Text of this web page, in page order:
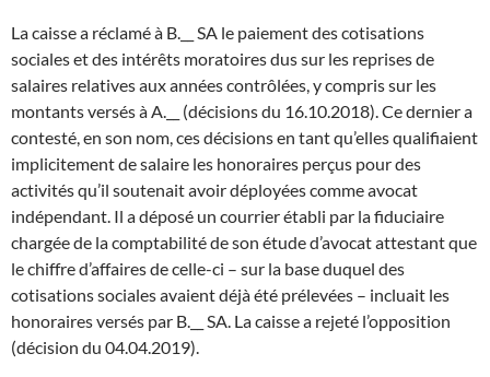
La caisse a réclamé à B.__ SA le paiement des cotisations
sociales et des intérêts moratoires dus sur les reprises de
salaires relatives aux années contrôlées, y compris sur les
montants versés à A.__ (décisions du 16.10.2018). Ce dernier a
contesté, en son nom, ces décisions en tant qu’elles qualifiaient
implicitement de salaire les honoraires perçus pour des
activités qu’il soutenait avoir déployées comme avocat
indépendant. Il a déposé un courrier établi par la fiduciaire
chargée de la comptabilité de son étude d’avocat attestant que
le chiffre d’affaires de celle-ci – sur la base duquel des
cotisations sociales avaient déjà été prélevées – incluait les
honoraires versés par B.__ SA. La caisse a rejeté l’opposition
(décision du 04.04.2019).